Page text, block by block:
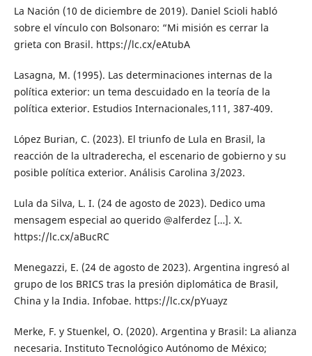
La Nación (10 de diciembre de 2019). Daniel Scioli habló
sobre el vínculo con Bolsonaro: “Mi misión es cerrar la
grieta con Brasil. https://lc.cx/eAtubA
Lasagna, M. (1995). Las determinaciones internas de la
política exterior: un tema descuidado en la teoría de la
política exterior. Estudios Internacionales,111, 387-409.
López Burian, C. (2023). El triunfo de Lula en Brasil, la
reacción de la ultraderecha, el escenario de gobierno y su
posible política exterior. Análisis Carolina 3/2023.
Lula da Silva, L. I. (24 de agosto de 2023). Dedico uma
mensagem especial ao querido @alferdez […]. X.
https://lc.cx/aBucRC
Menegazzi, E. (24 de agosto de 2023). Argentina ingresó al
grupo de los BRICS tras la presión diplomática de Brasil,
China y la India. Infobae. https://lc.cx/pYuayz
Merke, F. y Stuenkel, O. (2020). Argentina y Brasil: La alianza
necesaria. Instituto Tecnológico Autónomo de México;